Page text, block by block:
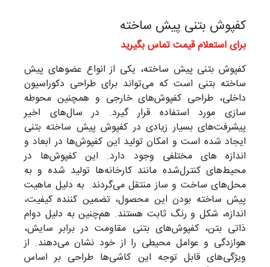
کفپوش بتنی پیش ساخته
برای استعلام قیمت تماس بگیرید
کفپوش بتنی پیش ساخته، یکی از انواع عضوهای پیش
ساخته بتنی است که می‌تواند برای طراحی دکوراسیون
داخلی، طراحی کفپوش‌های خارجی و همچنین محوطه
سازی مورد استفاده قرار گیرد. در سال‌های اخیر
پیشرفت‌های بسیار زیادی در کفپوش پیش ساخته بتنی
ایجاد شده است و امکان تولید این کفپوش‌ها در ابعاد و
اندازه های مختلفی وجود دارد. این کفپوش‌ها در
محیط‌های کنترل‌شده مانند کارخانه‌ها تولید شده و به
محل‌های ساخت و ساز منتقل می‌گردند. به دلیل ماهیت
پیش ساخته بودن این محصول، تضمین کننده کیفیت،
اندازه، شکل و رنگ ثابت هستند. هم‌چنین به دلیل دوام
ذاتی بتن، کفپوش‌های بتنی مقاومت در برابر سایش،
هوازدگی و عوامل محیطی را از خود نشان می‌دهند. از
ویژگی‌های قابل توجه این کاشی‌ها طراحی بر اساس